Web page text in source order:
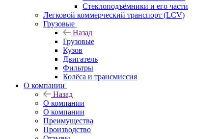
Стеклоподъёмники и его части
Легковой коммерческий транспорт (LCV)
Грузовые
Назад
Грузовые
Кузов
Двигатель
Фильтры
Колёса и трансмиссия
О компании
Назад
О компании
О компании
Преимущества
Производство